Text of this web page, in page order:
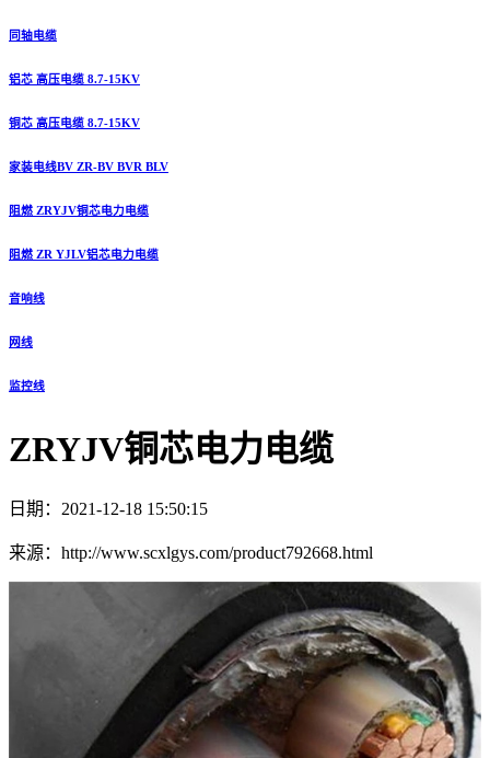
同轴电缆
铝芯 高压电缆 8.7-15KV
铜芯 高压电缆 8.7-15KV
家装电线BV ZR-BV BVR BLV
阻燃 ZRYJV铜芯电力电缆
阻燃 ZR YJLV铝芯电力电缆
音响线
网线
监控线
ZRYJV铜芯电力电缆
日期：2021-12-18 15:50:15
来源：http://www.scxlgys.com/product792668.html